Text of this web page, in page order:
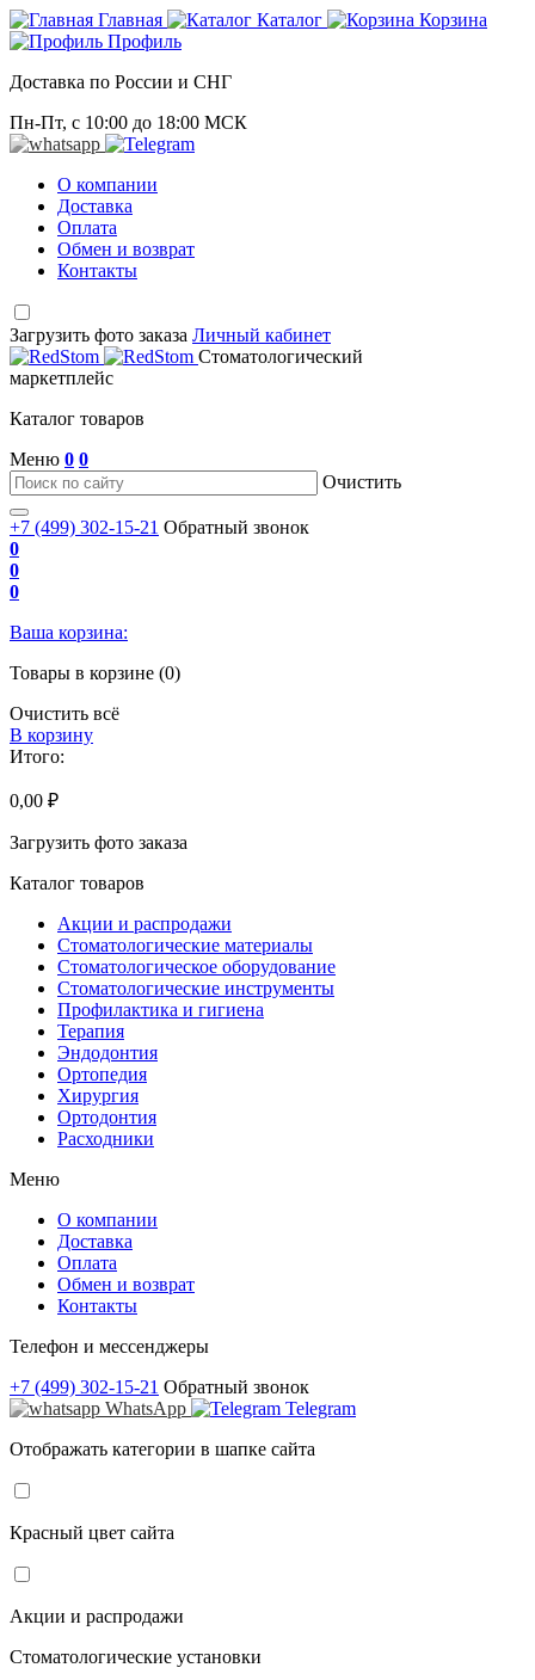
Главная Каталог
Корзина
Профиль
Доставка по России и СНГ
Пн-Пт, с 10:00 до 18:00 МСК
О компании
Доставка
Оплата
Обмен и возврат
Контакты
Загрузить фото заказа Личный кабинет
Стоматологический
маркетплейс
Каталог товаров
Меню 0 0
Очистить
+7 (499) 302-15-21 Обратный звонок
0
0
0
Ваша корзина:
Товары в корзине (0)
Очистить всё
В корзину
Итого:
0,00 ₽
Загрузить фото заказа
Каталог товаров
Акции и распродажи
Стоматологические материалы
Стоматологическое оборудование
Стоматологические инструменты
Профилактика и гигиена
Терапия
Эндодонтия
Ортопедия
Хирургия
Ортодонтия
Расходники
Меню
О компании
Доставка
Оплата
Обмен и возврат
Контакты
Телефон и мессенджеры
+7 (499) 302-15-21 Обратный звонок
WhatsApp
Telegram
Отображать категории в шапке сайта
Красный цвет сайта
Акции и распродажи
Стоматологические установки